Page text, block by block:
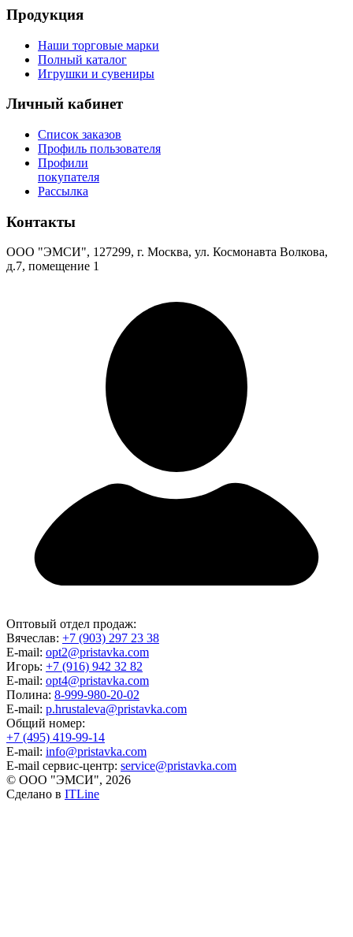
Продукция
Наши торговые марки
Полный каталог
Игрушки и сувениры
Личный кабинет
Список заказов
Профиль пользователя
Профили
покупателя
Рассылка
Контакты
ООО "ЭМСИ", 127299, г. Москва, ул. Космонавта Волкова,
д.7, помещение 1
Оптовый отдел продаж:
Вячеслав: +7 (903) 297 23 38
E-mail: opt2@pristavka.com
Игорь: +7 (916) 942 32 82
E-mail: opt4@pristavka.com
Полина: 8-999-980-20-02
E-mail: p.hrustaleva@pristavka.com
Общий номер:
+7 (495) 419-99-14
E-mail: info@pristavka.com
E-mail сервис-центр: service@pristavka.com
© ООО "ЭМСИ", 2026
Сделано в ITLine